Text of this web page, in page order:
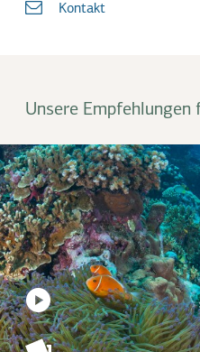
Kontakt
Unsere Empfehlungen